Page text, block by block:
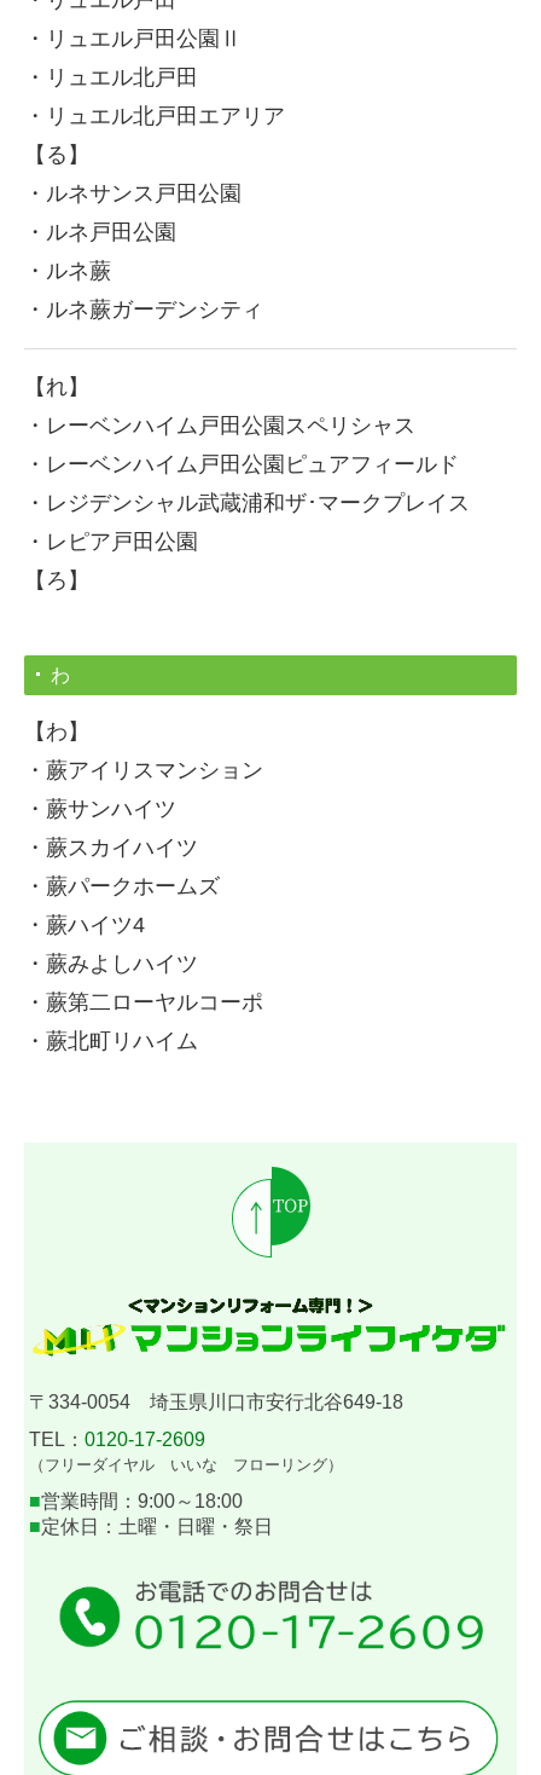
・リュエル戸田公園Ⅱ
・リュエル北戸田
・リュエル北戸田エアリア
【る】
・ルネサンス戸田公園
・ルネ戸田公園
・ルネ蕨
・ルネ蕨ガーデンシティ
【れ】
・レーベンハイム戸田公園スペリシャス
・レーベンハイム戸田公園ピュアフィールド
・レジデンシャル武蔵浦和ザ･マークプレイス
・レピア戸田公園
【ろ】
わ
【わ】
・蕨アイリスマンション
・蕨サンハイツ
・蕨スカイハイツ
・蕨パークホームズ
・蕨ハイツ4
・蕨みよしハイツ
・蕨第二ローヤルコーポ
・蕨北町リハイム
〒334-0054 埼玉県川口市安行北谷649-18
TEL：0120-17-2609
（ フリーダイヤル いいな フローリング）
■営業時間：9:00～ 18:00
■定休日： 土曜・日曜・祭日